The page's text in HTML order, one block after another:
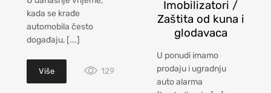
kada se krađe
automobila često
događaju, [...]
Više 129
Imobilizatori /
Zaštita od kuna i
glodavaca
U ponudi imamo
prodaju i ugradnju
auto alarma